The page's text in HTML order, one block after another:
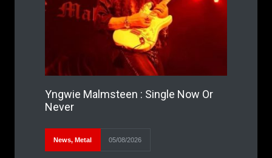
Yngwie Malmsteen : Single Now Or
Never
News, Metal 05/08/2026